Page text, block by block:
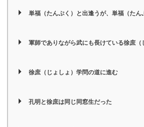
単福（たんぷく）と出逢うが、単福（たん
軍師でありながら武にも長けている徐庶（
徐庶（じょしょ）学問の道に進む
孔明と徐庶は同じ同窓生だった